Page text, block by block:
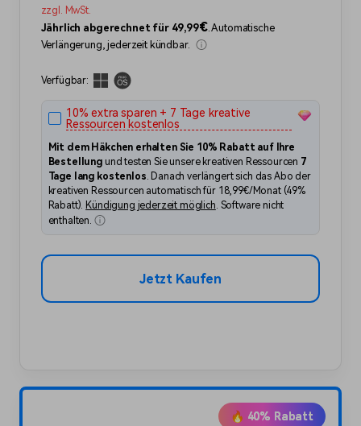
Kickstart Bootcamp
Lernen, ausdrücken und
Videobearbeitungs-
DIY-Spezialeffekte
Erfahren Sie, wie Sie einen
Creator
Monetarisierungs-
Programm
Monetarisieren Sie
Ihren Einfluss mit Filmora
Freunde-werben-
Programm
An Freunde empfehlen,
Belohnungen erhalten
Blog
Unsere Mission, Geschichte
und Kunden
Finden Sie mehr über Filmora
Nachrichten und Bewertungen
Erfahren Sie, wie unsere
Kunden Erfolg haben
Schalten Sie Partnerschaften
auf Unternehmensebene frei
Suchen
zzgl. MwSt.
Jährlich abgerechnet für €
49,99
. Automatische
Verlängerung, jederzeit kündbar.
Verfügbar:
10% extra sparen + 7 Tage kreative
Ressourcen kostenlos
Mit dem Häkchen erhalten Sie 10% Rabatt auf Ihre
Bestellung und testen Sie unsere kreativen Ressourcen 7
Tage lang kostenlos . Danach verlängert sich das Abo der
kreativen Ressourcen automatisch für
€
18,99 /Monat (49%
Rabatt). Kündigung jederzeit möglich . Software nicht
enthalten.
Jetzt Kaufen
🔥 40% Rabatt